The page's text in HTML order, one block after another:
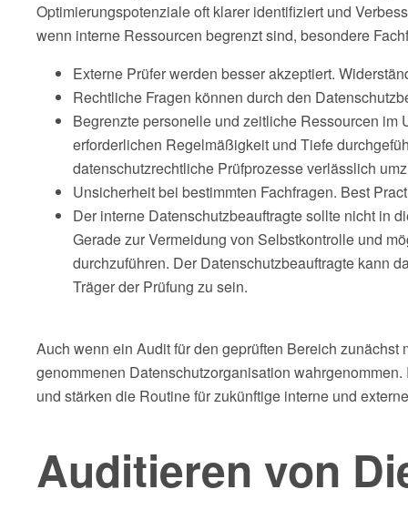
Optimierungspotenziale oft klarer identifiziert und
wenn interne Ressourcen begrenzt sind, besondere
Externe Prüfer werden besser akzeptiert.
Rechtliche Fragen können durch den
Begrenzte personelle und zeitliche Ressourcen
erforderlichen Regelmäßigkeit und Tiefe
datenschutzrechtliche Prüfprozesse verlässlich
Unsicherheit bei bestimmten Fachfragen. Best
Der interne Datenschutzbeauftragte sollte nicht in
Gerade zur Vermeidung von Selbstkontrolle und
durchzuführen. Der Datenschutzbeauftragte kann
Träger der Prüfung zu sein.
Auch wenn ein Audit für den geprüften Bereich
genommenen Datenschutzorganisation
und stärken die Routine für zukünftige interne und
Auditieren von